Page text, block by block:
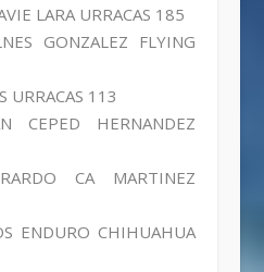
LARA URRACAS 185
GONZALEZ FLYING
URRACAS 113
HERNANDEZ
CA MARTINEZ
ENDURO CHIHUAHUA